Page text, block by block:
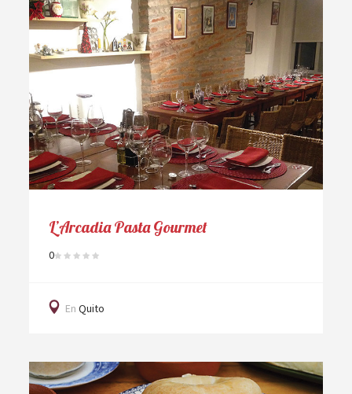
L’Arcadia Pasta Gourmet
0
En Quito